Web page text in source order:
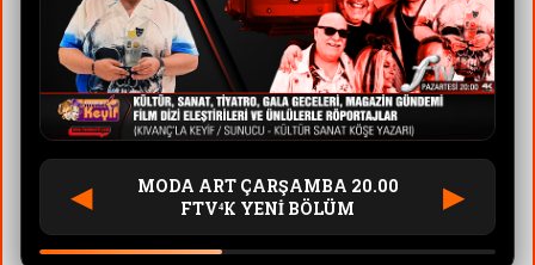
◀
MODA ART ÇARŞAMBA 20.00
FTV⁴К YENİ BÖLÜM
▶